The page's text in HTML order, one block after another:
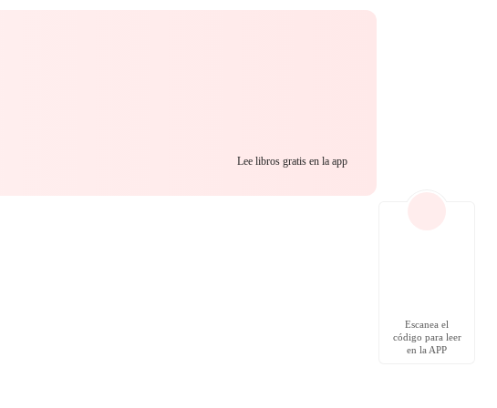
Lee libros gratis en la app
Escanea el
código para leer
en la APP